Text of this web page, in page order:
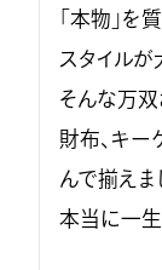
「本物」
スタイルが
そんな万双
財布、キー
んで揃えま
本当に一生